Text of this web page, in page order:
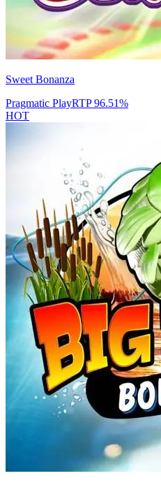
Sweet Bonanza
Pragmatic PlayRTP96.51%
HOT